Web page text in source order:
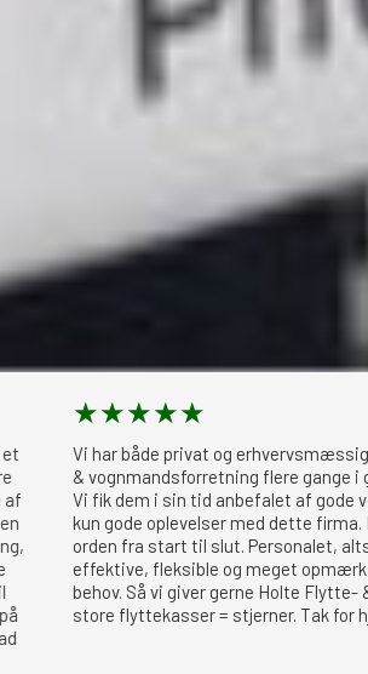
★★★
Vi har både privat og erhvervsmæssigt,
& vognmandsforretning flere gange i gennem
Vi fik dem i sin tid anbefalet af gode venner.
kun gode oplevelser med dette firma. Deres
orden fra start til slut. Personalet, altså dem
effektive, fleksible og meget opmærksomme
behov. Så vi giver gerne Holte Flytte- &
store flyttekasser = stjerner. Tak for hjælpen